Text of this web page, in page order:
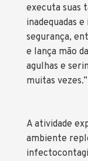
executa suas
inadequadas
segurança,
e lança mão
agulhas e
muitas vezes.”
A atividade
ambiente